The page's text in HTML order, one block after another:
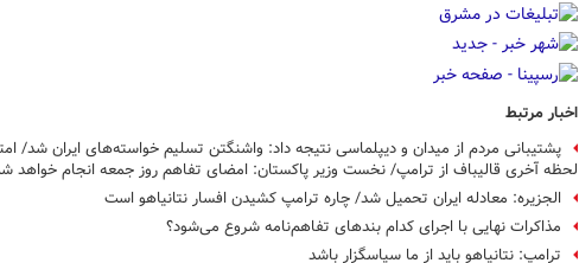
اخبار مرتبط
پشتیبانی مردم از میدان و دیپلماسی نتیجه داد: واشنگتن تسلیم خواسته‌های ایران شد/
لحظه آخری قالیباف از ترامپ/ نخست وزیر پاکستان: امضای تفاهم روز جمعه انجام خواهد
الجزیره: معادله ایران تحمیل شد/ چاره ترامپ کشیدن افسار نتانیاهو است
مذاکرات نهایی با اجرای کدام بندهای تفاهم‌نامه شروع می‌شود؟
ترامپ: نتانیاهو باید از ما سپاسگزار باشد